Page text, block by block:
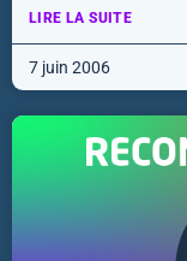
LIRE LA SUITE
7 juin 2006